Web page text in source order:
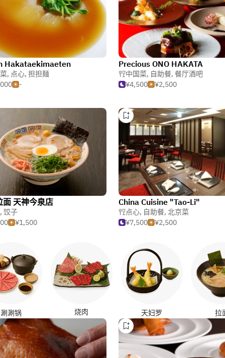
Hakataekimaeten
, 点心, 担担麺
-
Precious ONO HAKATA
中国菜, 自助餐, 餐厅酒吧
¥4,500
¥2,500
面 天神今泉店​
, 饺子
¥1,500
China Cuisine "Tao-Li"
点心, 自助餐, 北京菜
¥7,500
¥2,500
涮涮锅 烧肉 天妇罗 拉